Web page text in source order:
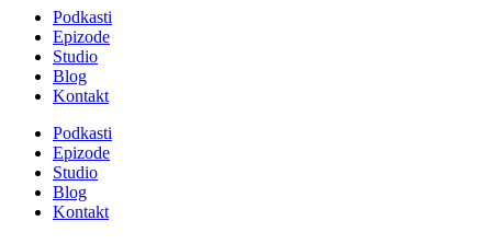
Podkasti
Epizode
Studio
Blog
Kontakt
Podkasti
Epizode
Studio
Blog
Kontakt